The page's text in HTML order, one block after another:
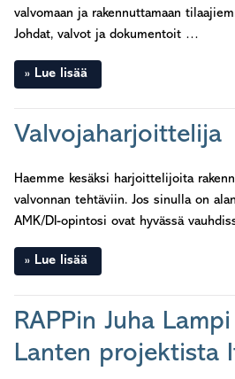
valvomaan ja rakennuttamaan
Johdat, valvot ja dokumentoit …
Lue lisää
Valvojaharjoittelija
Haemme kesäksi harjoittelijoita
valvonnan tehtäviin. Jos sinulla on
AMK/DI-opintosi ovat hyvässä
Lue lisää
RAPPin Juha
Lanten projektista